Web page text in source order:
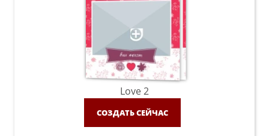
Love 2
СОЗДАТЬ СЕЙЧАС